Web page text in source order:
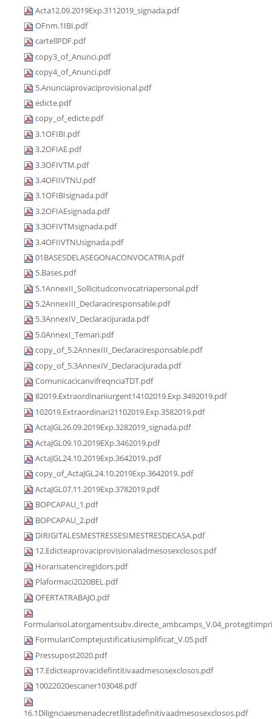
Acta12.09.2019Exp.3112019_signada.pdf
OFnm.1IBI.pdf
cartellPDF.pdf
copy3_of_Anunci.pdf
copy4_of_Anunci.pdf
5.Anunciaprovaciprovisional.pdf
edicte.pdf
copy_of_edicte.pdf
3.1OFIBI.pdf
3.2OFIAE.pdf
3.3OFIVTM.pdf
3.4OFIIVTNU.pdf
3.1OFIBIsignada.pdf
3.2OFIAEsignada.pdf
3.3OFIVTMsignada.pdf
3.4OFIIVTNUsignada.pdf
01BASESDELASEGONACONVOCATRIA.pdf
5.Bases.pdf
5.1AnnexII_Sollicitudconvocatriapersonal.pdf
5.2AnnexIII_Declaraciresponsable.pdf
5.3AnnexIV_Declaracijurada.pdf
5.0AnnexI_Temari.pdf
copy_of_5.2AnnexIII_Declaraciresponsable.pdf
copy_of_5.3AnnexIV_Declaracijurada.pdf
ComunicacicanvifreqnciaTDT.pdf
82019.Extraordinariiurgent14102019.Exp.3492019.pdf
102019.Extraordinari21102019.Exp.3582019.pdf
ActaJGL26.09.2019Exp.3282019_signada.pdf
ActaJGL09.10.2019EXp.3462019.pdf
ActaJGL24.10.2019Exp.3642019..pdf
copy_of_ActaJGL24.10.2019Exp.3642019..pdf
ActaJGL07.11.2019Exp.3782019.pdf
BOPCAPAU_1.pdf
BOPCAPAU_2.pdf
DIRIGITALESMESTRESSESIMESTRESDECASA.pdf
12.Edicteaprovaciprovisionaladmesosexclosos.pdf
Horarisatenciregidors.pdf
Plaformaci2020BEL.pdf
OFERTATRABAJO.pdf
FormulariComptejustificatiusimplificat_V.05.pdf
Pressupost2020.pdf
17.Edicteaprovacidefintitivaadmesosexclosos.pdf
10022020escaner103048.pdf
16.1Dilignciaesmenadecretllistadefinitivaadmesosexclosos.pdf